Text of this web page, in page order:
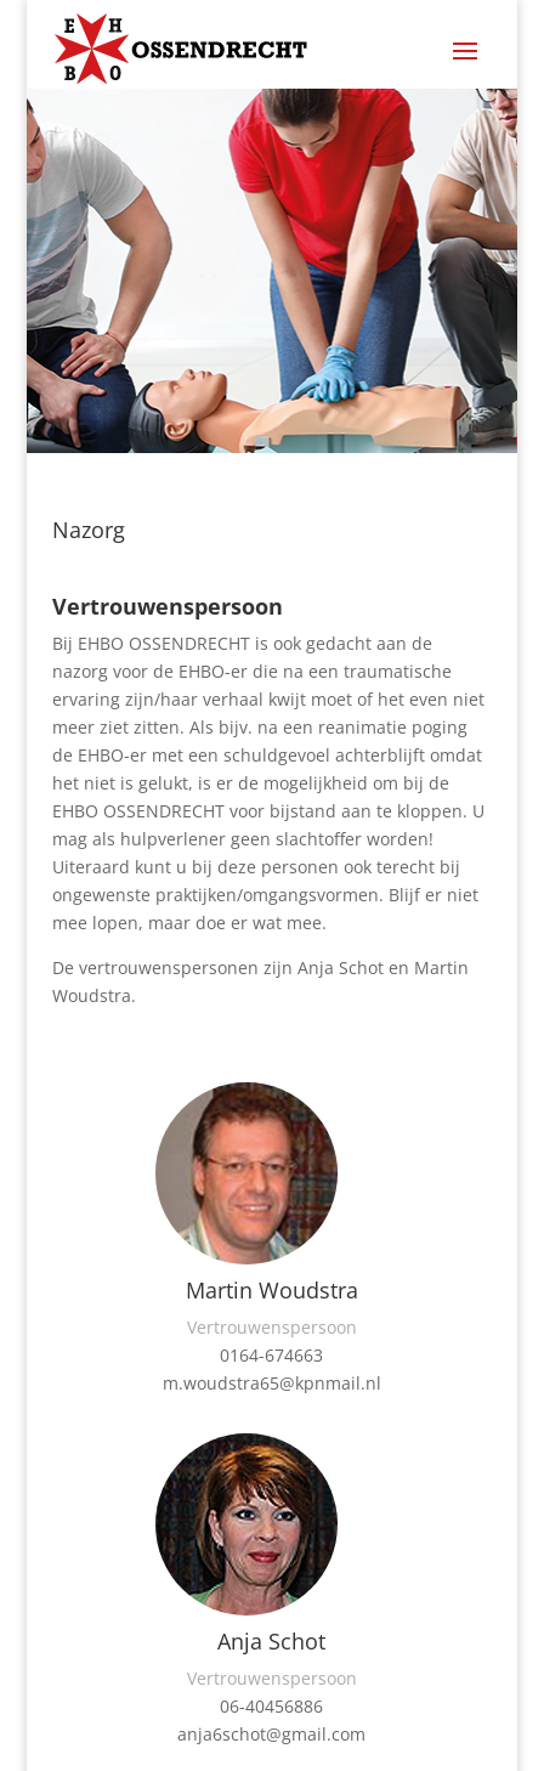
Nazorg
Vertrouwenspersoon
Bij EHBO OSSENDRECHT is ook gedacht aan de
nazorg voor de EHBO-er die na een traumatische
ervaring zijn/haar verhaal kwijt moet of het even niet
meer ziet zitten. Als bijv. na een reanimatie poging
de EHBO-er met een schuldgevoel achterblijft omdat
het niet is gelukt, is er de mogelijkheid om bij de
EHBO OSSENDRECHT voor bijstand aan te kloppen. U
mag als hulpverlener geen slachtoffer worden!
Uiteraard kunt u bij deze personen ook terecht bij
ongewenste praktijken/omgangsvormen. Blijf er niet
mee lopen, maar doe er wat mee.
De vertrouwenspersonen zijn Anja Schot en Martin
Woudstra.
Martin Woudstra
Vertrouwenspersoon
0164-674663
m.woudstra65@kpnmail.nl
Anja Schot
Vertrouwenspersoon
06-40456886
anja6schot@gmail.com